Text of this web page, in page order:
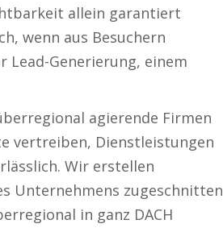
allein garantiert
wenn aus Besuchern
Lead-Generierung, einem
agierende Firmen
vertreiben, Dienstleistungen
Wir erstellen
Unternehmens zugeschnitten
in ganz DACH